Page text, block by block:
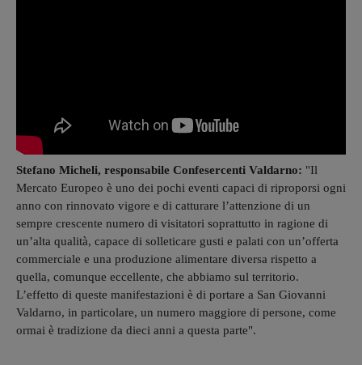
Stefano Micheli, responsabile Confesercenti Valdarno: "Il
Mercato Europeo è uno dei pochi eventi capaci di riproporsi ogni
anno con rinnovato vigore e di catturare l’attenzione di un
sempre crescente numero di visitatori soprattutto in ragione di
un’alta qualità, capace di solleticare gusti e palati con un’offerta
commerciale e una produzione alimentare diversa rispetto a
quella, comunque eccellente, che abbiamo sul territorio.
L’effetto di queste manifestazioni è di portare a San Giovanni
Valdarno, in particolare, un numero maggiore di persone, come
ormai è tradizione da dieci anni a questa parte".